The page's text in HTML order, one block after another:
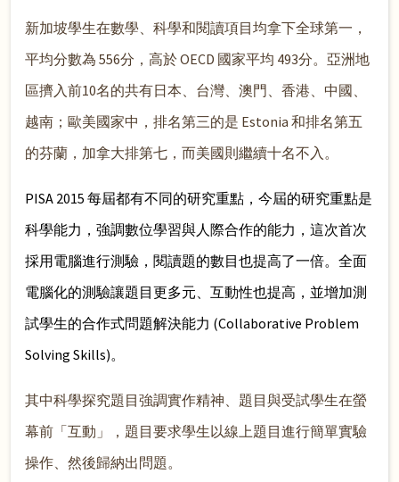
新加坡學生在數學、科學和閱讀項目均拿下全球第一，
平均分數為 556分，高於 OECD 國家平均 493分。亞洲地
區擠入前10名的共有日本、台灣、澳門、香港、中國、
越南；歐美國家中，排名第三的是 Estonia 和排名第五
的芬蘭，加拿大排第七，而美國則繼續十名不入。
PISA 2015 每屆都有不同的研究重點，今屆的研究重點是
科學能力，強調數位學習與人際合作的能力，這次首次
採用電腦進行測驗，閱讀題的數目也提高了一倍。全面
電腦化的測驗讓題目更多元、互動性也提高，並增加測
試學生的合作式問題解決能力 (Collaborative Problem
Solving Skills)。
其中科學探究題目強調實作精神、題目與受試學生在螢
幕前「互動」，題目要求學生以線上題目進行簡單實驗
操作、然後歸納出問題。